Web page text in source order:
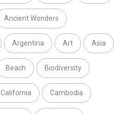
Ancient Wonders
Argentina Art Asia
Beach Biodiversity
California Cambodia